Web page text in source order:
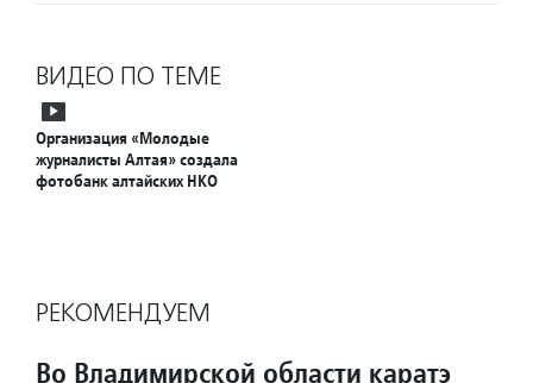
ВИДЕО ПО ТЕМЕ
Организация «Молодые
журналисты Алтая» создала
фотобанк алтайских НКО
РЕКОМЕНДУЕМ
Во Владимирской области каратэ